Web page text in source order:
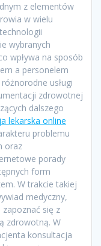
z elementów
w wielu
wybranych
wpływa na sposób
a personelem
usługi
zdrowotnej
dalszego
lekarska online
problemu
oraz
porady
form
W trakcie takiej
medyczny,
się z
zdrowotną. W
konsultacja